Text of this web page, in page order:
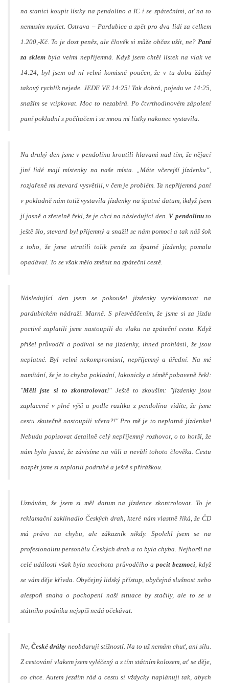
na stanici koupit lístky na pendolíno a IC i se zpátečními, ať na to
nemusím myslet. Ostrava – Pardubice a zpět pro dva lidi za celkem
1.200,-Kč. To je dost peněz, ale člověk si může občas užít, ne? Paní
za sklem byla velmi nepříjemná. Když jsem chtěl lístek na vlak ve
14:24, byl jsem od ní velmi komisně poučen, že v tu dobu žádný
takový rychlík nejede. JEDE VE 14:25! Tak dobrá, pojedu ve 14:25,
snažím se vtipkovat. Moc to nezabírá. Po čtvrthodinovém zápolení
paní pokladní s počítačem i se mnou mi lístky nakonec vystavila.
Na druhý den jsme v pendolínu kroutili hlavami nad tím, že nějací
jiní lidé mají místenky na naše místa. „Máte včerejší jízdenku“,
rozjařeně mi stevard vysvětlil, v čem je problém. Ta nepříjemná paní
v pokladně nám totiž vystavila jízdenky na špatné datum, ikdyž jsem
jí jasně a zřetelně řekl, že je chci na následující den. V pendolínuto
ještě šlo, stevard byl příjemný a snažil se nám pomoci a tak náš šok
z toho, že jsme utratili tolik peněz za špatné jízdenky, pomalu
opadával. To se však mělo změnit na zpáteční cestě.
Následující den jsem se pokoušel jízdenky vyreklamovat na
pardubickém nádraží. Marně. S přesvědčením, že jsme si za jízdu
poctivě zaplatili jsme nastoupili do vlaku na zpáteční cestu. Když
přišel průvodčí a podíval se na jízdenky, ihned prohlásil, že jsou
neplatné. Byl velmi nekompromisní, nepříjemný a úřední. Na mé
namítání, že je to chyba pokladní, lakonicky a téměř pobaveně řekl:
"Měli jste si to zkontrolovat!" Ještě to zkouším: "jízdenky jsou
zaplacené v plné výši a podle razítka z pendolína vidíte, že jsme
cestu skutečně nastoupili včera?!" Pro mě je to neplatná jízdenka!
Nebudu popisovat detailně celý nepříjemný rozhovor, o to horší, že
nám bylo jasné, že závisíme na vůli a nevůli tohoto člověka. Cestu
nazpět jsme si zaplatili podruhé a ještě s přirážkou.
Uznávám, že jsem si měl datum na jízdence zkontrolovat. To je
reklamační zaklínadlo Českých drah, které nám vlastně říká, že ČD
má právo na chybu, ale zákazník nikdy. Spolehl jsem se na
profesionalitu personálu Českých drah a to byla chyba. Nejhorší na
celé události však byla neochota průvodčího a pocit bezmoci, když
se vám děje křivda. Obyčejný lidský přístup, obyčejná slušnost nebo
alespoň snaha o pochopení naší situace by stačily, ale to se u
státního podniku nejspíš nedá očekávat.
Ne,České dráhy neobdaruji stížností. Na to už nemám chuť, ani sílu.
Z cestování vlakem jsem vyléčený a s tím státním kolosem, ať se děje,
co chce. Autem jezdím rád a cestu si vždycky naplánuji tak, abych